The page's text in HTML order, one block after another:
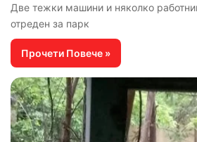
Две тежки машини и няколко
отреден за парк
Прочети Повече »